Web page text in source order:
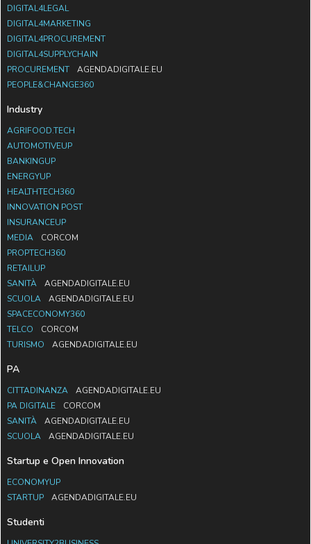
DIGITAL4LEGAL
DIGITAL4MARKETING
DIGITAL4PROCUREMENT
DIGITAL4SUPPLYCHAIN
PROCUREMENT
AGENDADIGITALE.EU
PEOPLE&CHANGE360
Industry
AGRIFOOD.TECH
AUTOMOTIVEUP
BANKINGUP
ENERGYUP
HEALTHTECH360
INNOVATION POST
INSURANCEUP
MEDIA
CORCOM
PROPTECH360
RETAILUP
SANITÀ
AGENDADIGITALE.EU
SCUOLA
AGENDADIGITALE.EU
SPACECONOMY360
TELCO
CORCOM
TURISMO
AGENDADIGITALE.EU
PA
CITTADINANZA
AGENDADIGITALE.EU
PA DIGITALE
CORCOM
SANITÀ
AGENDADIGITALE.EU
SCUOLA
AGENDADIGITALE.EU
Startup e Open Innovation
ECONOMYUP
STARTUP
AGENDADIGITALE.EU
Studenti